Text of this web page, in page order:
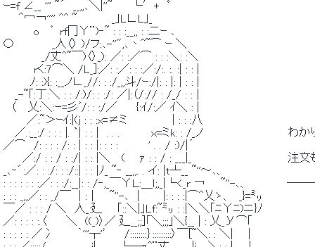
ｰ=f ∠__ ''' ~´　__,,､＼|''~ 　　└′+　ﾟ
＾冖￢'''' ^^ ~　　　　 _｣L∟L｣_
o　 ゜ rf冂Υ¨)‐~ : : :__,, : :二ｰ ､
〇 　 　 　 _人〈〉 )/フ:､-''",､丶^~⌒ ｰ ＼
_/丈^~￣)〈〉_): ／: :／⌒ : : :＼: :＼
rく:7⌒＼ /L_]:／: :／: : :／:/:. :. :| : : |
ﾉ: :){: :__ノ∟_//: : :/_,,斗/ｰ:/|: : |: | : : |
_-~｢:丁:＼ : : /:)/: : :/: ／|:（/:// : /_/ : :│
（　 乂:＼:ｰ=彡ﾞ/: : :/／　　 {:ｲ/:／ ｲ＼ : |
／:~＞ｰｲ:|(j : : :x=≠ミ　 　 　 　 | : : :八
／.:__:/ : : : |. `| : : |　. . .　　　　ｘ=ミk: : /_ノ　　　　　　　　　　　わ
／⌒　/: : : : /: : | : : |: : : :　　 　 ' . . / :)/|´
／:/ : : / : :/| : : |＼　 ( 　 ｧ : : / : ___|_　　　　　　　　　　　　 注
_､‐゛:／: : :/: : :/::| : : |ﾉ_ ~‐ __,,. . イ: |t┴__ ~''～､、
: : : : : : :／: : :/:__|: : /‐,_￣ΥＬ:＿ｌ;,_|└<_r ￢　　~''-､、　　　　
: : : _,,／: : _/￣　| :│　 ~''-､　|　　　|: : : :|⌒^乂ゝ、　_}=㍉
￣／ : : : / ＼　人_:廴 　 ｢::＼|｣Lf:~㍉ : :|＼＼｢ﾆΥﾆ)ニ}ﾉ
／: : : : :.〈　 　＼　((_)〉／ 廴__;;]「＼;;;｣＼{__ | : 乂_У⌒｢
: : : : : ／冫　　　｀'''┬'ﾞ　　 /::::::::｝:::::::::〉￣[~＼: : ＼| 　 |